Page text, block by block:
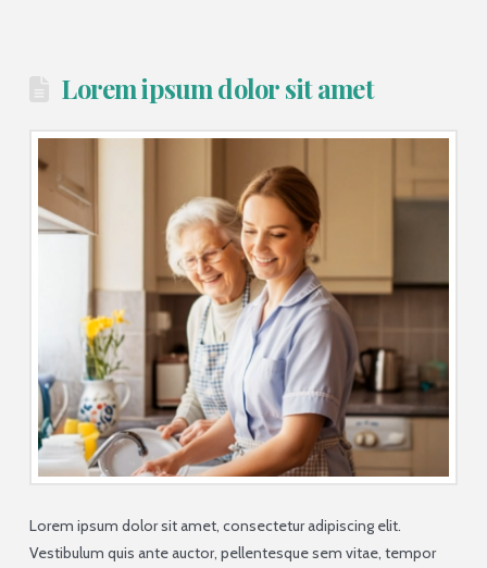
Lorem ipsum dolor sit amet
Lorem ipsum dolor sit amet, consectetur adipiscing elit.
Vestibulum quis ante auctor, pellentesque sem vitae, tempor